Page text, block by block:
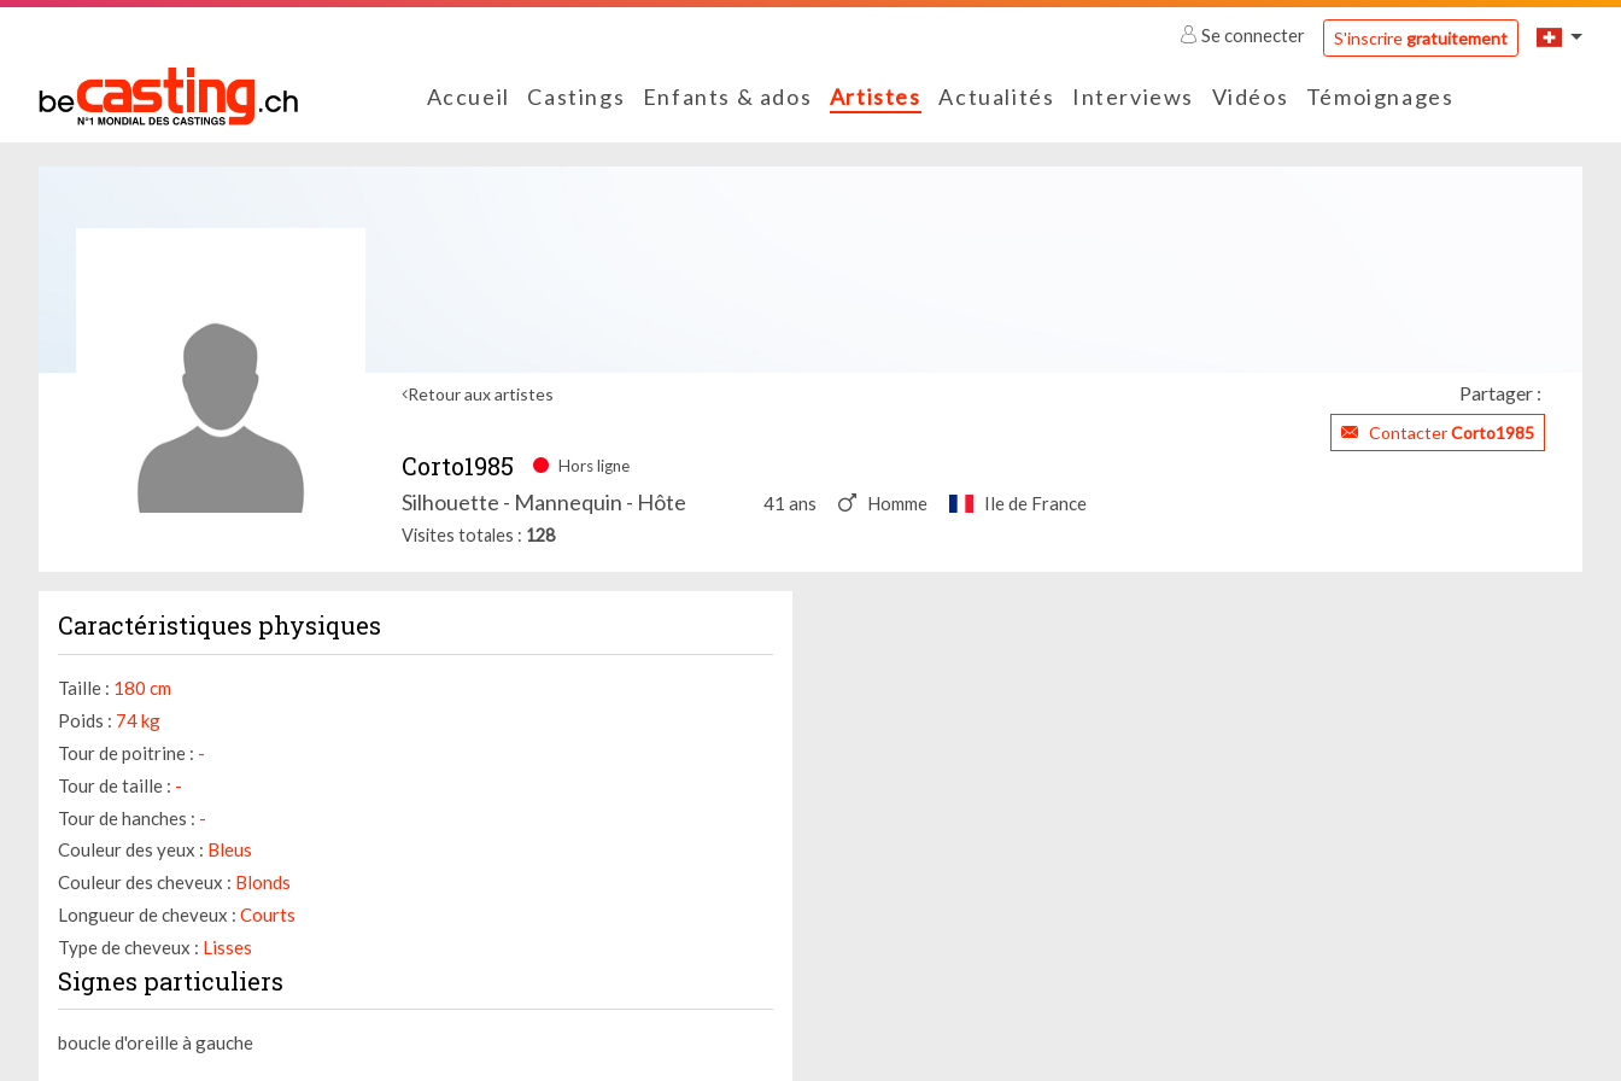
Se connecter S'inscriregratuitement
Accueil Castings Enfants & ados Artistes Actualités Interviews Vidéos Témoignages
Retour aux artistes Partager :
ContacterCorto1985
Corto1985 Hors ligne
Silhouette - Mannequin - Hôte 41 ans Homme Ile de France
Visites totales 128
Caractéristiques physiques
Taille : 180 cm
Poids : 74 kg
Tour de poitrine : -
Tour de taille : -
Tour de hanches : -
Couleur des yeux : Bleus
Couleur des cheveux : Blonds
Longueur de cheveux : Courts
Type de cheveux : Lisses
Signes particuliers
boucle d'oreille à gauche